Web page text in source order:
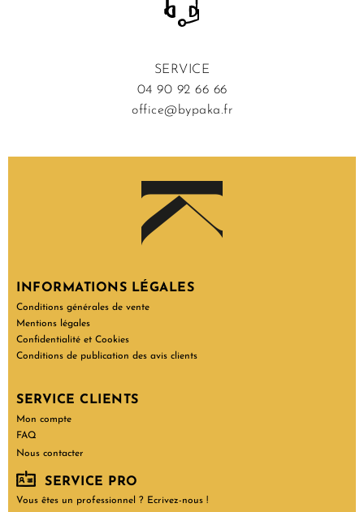
SERVICE
04 90 92 66 66
office@bypaka.fr
INFORMATIONS LÉGALES
Conditions générales de vente
Mentions légales
Confidentialité et Cookies
Conditions de publication des avis clients
SERVICE CLIENTS
Mon compte
FAQ
Nous contacter
SERVICE PRO
Vous êtes un professionnel ? Ecrivez-nous !